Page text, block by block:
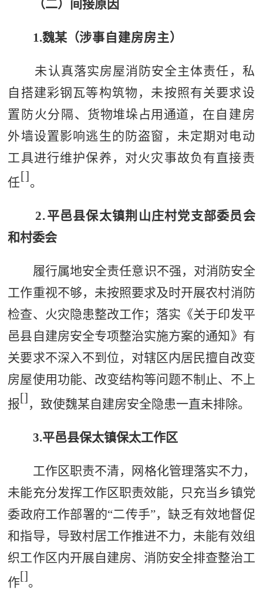
（二） 间接原因
1.魏某 （涉事自建房房主）
未认真落实房屋消防安全主体责任，私
自搭建彩钢瓦等构筑物，未按照有关要求设
置防火分隔、 货物堆垛占用通道 ，在 自建房
外墙设置影响逃生的防盗窗，未定期 对电动
工具进行维护保养，对火灾事故负有直接责
任[] 。
2.平邑县保太镇荆山庄村党支部委员会
和村委会
履行属地安全责任意识不强，对消防安全
工作重视不够，未按照要求及时开展农村消防
检查、火灾隐患整改工作；落实《关于印发平
邑县自建房安全专项整治实施方案的通知》有
关要求不深入不到位，对辖区内居民擅自改变
房屋使用功能、改变结构等问题不制止、不上
报[]，致使魏某自建房安全隐患一直未排除。
3.平邑县保太镇保太工作区
工作区职责不清，网格化管理落实不力，
未能充分发挥工作区职责效能，只充当乡镇党
委政府工作部署的“二传手”，缺乏有效地督促
和指导，导致村居工作推进不力，未能有效组
织工作区内开展自建房、消防安全排查整治工
作[]。